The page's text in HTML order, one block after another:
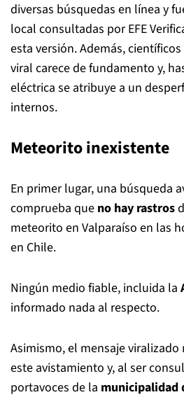
diversas búsquedas en línea y
local consultadas por EFE
esta versión. Además,
viral carece de fundamento y,
eléctrica se atribuye a un
internos.
Meteorito inexistente
En primer lugar, una búsqueda
comprueba que no hay rastros
meteorito en Valparaíso en las
en Chile.
Ningún medio fiable, incluida la
informado nada al respecto.
Asimismo, el mensaje
este avistamiento y, al ser
portavoces de la municipalidad